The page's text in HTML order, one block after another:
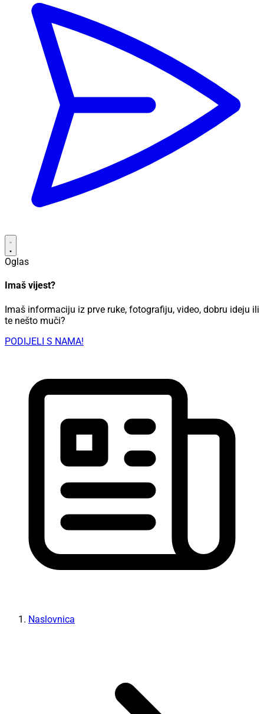
Oglas
Imaš vijest?
Imaš informaciju iz prve ruke, fotografiju, video, dobru ideju ili
te nešto muči?
PODIJELI S NAMA!
Naslovnica